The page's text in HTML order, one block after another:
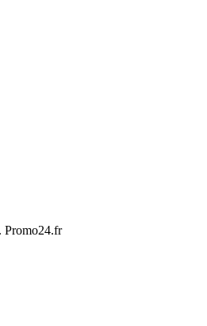
Promo24.fr